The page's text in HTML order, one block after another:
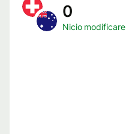
0
Nicio modificare